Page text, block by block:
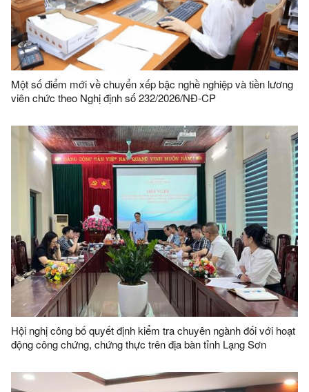
Một số điểm mới về chuyển xếp bậc nghề nghiệp và tiền lương
viên chức theo Nghị định số 232/2026/NĐ-CP
Hội nghị công bố quyết định kiểm tra chuyên ngành đối với hoạt
động công chứng, chứng thực trên địa bàn tỉnh Lạng Sơn